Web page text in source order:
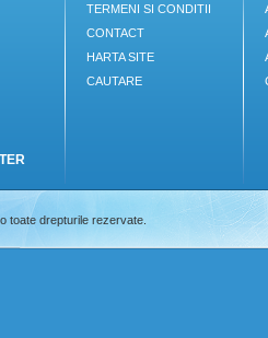
TERMENI SI CONDITII
CONTACT
HARTA SITE
CAUTARE
toate drepturile rezervate.